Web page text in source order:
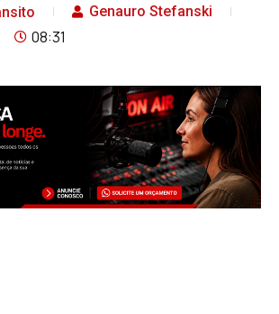
Genauro Stefanski
08:31